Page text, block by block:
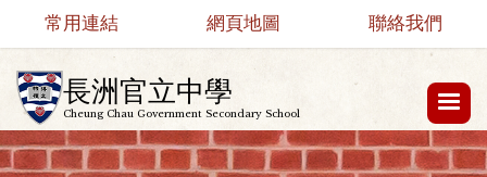
長洲官立中學
Cheung Chau Government Secondary School
常用連結 網頁地圖 聯絡我們